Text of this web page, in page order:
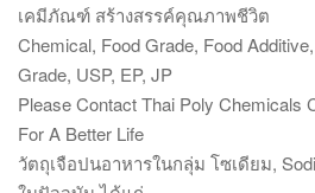
เคมีภัณฑ์ สร้างสรรค์คุณภาพชีวิต
Chemical, Food Grade, Food
Grade, USP, EP, JP
Please Contact Thai Poly Chemicals
For A Better Life
วัตถุเจือปนอาหารในกลุ่ม โซเดียม,